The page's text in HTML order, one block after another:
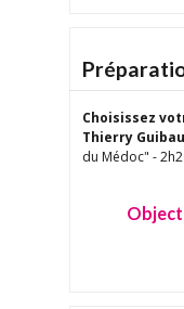
Choisissez
Thierry
du Médoc" -